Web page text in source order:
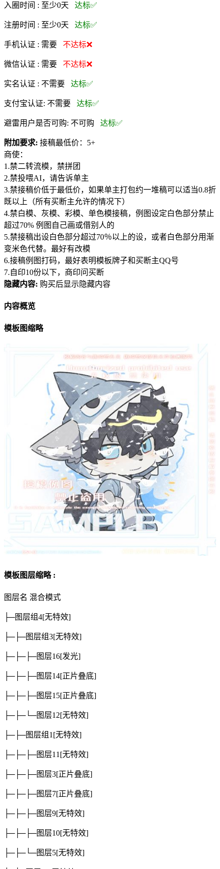
入圈时间 : 至少0天 达标✅
注册时间 : 至少0天 达标✅
手机认证 : 需要 不达标❌
微信认证 : 需要 不达标❌
实名认证 : 不需要 达标✅
支付宝认证: 不需要 达标✅
避雷用户是否可购: 不可购 达标✅
附加要求: 接稿最低价：5+
商使：
1.禁二转流模，禁拼团
2.禁投喂AI，请告诉单主
3.禁接稿价低于最低价，如果单主打包约一堆稿可以适当0.8折
既以上（所有买断主允许的情况下）
4.禁白模、灰模、彩模、单色模接稿，例图设定白色部分禁止
超过70% 例图自己画或借别人的
5.禁接稿出设白色部分超过70％以上的设，或者白色部分用渐
变米色代替。最好有改模
6.接稿例图打码，最好表明模板牌子和买断主QQ号
7.自印10份以下，商印问买断
隐藏内容: 购买后显示隐藏内容
内容概览
模板图缩略
模板图层缩略 :
图层名 混合模式
├─图层组4[无特效]
├─├─图层组3[无特效]
├─├─├─图层16[发光]
├─├─├─图层14[正片叠底]
├─├─├─图层15[正片叠底]
├─├─└─图层12[无特效]
├─├─图层组1 [无特效]
├─├─├─图层11 [无特效]
├─├─├─图层3[正片叠底]
├─├─├─图层7[正片叠底]
├─├─├─图层9[无特效]
├─├─├─图层10[无特效]
├─├─└─图层5[无特效]